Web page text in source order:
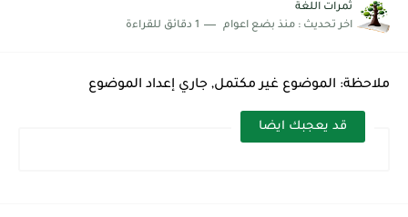
ثمرات اللغة
اخر تحديث : منذ بضع اعوام 1 دقائق للقراءة
ملاحظة: الموضوع غير مكتمل, جاري إعداد الموضوع
قد يعجبك ايضا